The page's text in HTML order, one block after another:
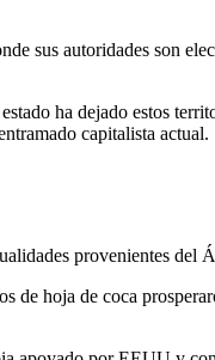
sus autoridades son
ha dejado estos
capitalista actual.
provenientes del
de hoja de coca